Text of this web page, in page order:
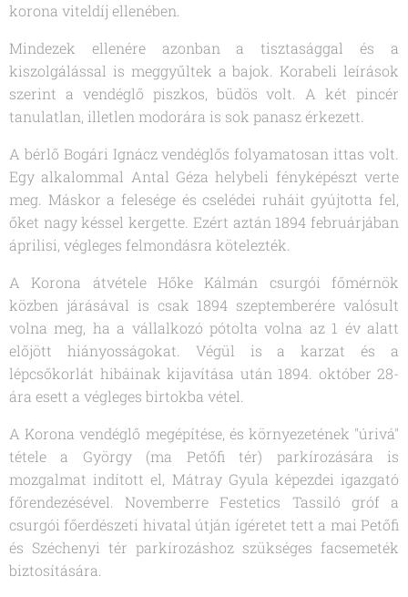
korona viteldíj ellenében.
Mindezek ellenére azonban a tisztasággal és a
kiszolgálással is meggyűltek a bajok. Korabeli leírások
szerint a vendéglő piszkos, büdös volt. A két pincér
tanulatlan, illetlen modorára is sok panasz érkezett.
A bérlő Bogári Ignácz vendéglős folyamatosan ittas volt.
Egy alkalommal Antal Géza helybeli fényképészt verte
meg. Máskor a felesége és cselédei ruháit gyújtotta fel,
őket nagy késsel kergette. Ezért aztán 1894 februárjában
áprilisi, végleges felmondásra kötelezték.
A Korona átvétele Hőke Kálmán csurgói főmérnök
közben járásával is csak 1894 szeptemberére valósult
volna meg, ha a vállalkozó pótolta volna az 1 év alatt
előjött hiányosságokat. Végül is a karzat és a
lépcsőkorlát hibáinak kijavítása után 1894. október 28-
ára esett a végleges birtokba vétel.
A Korona vendéglő megépítése, és környezetének "úrivá"
tétele a György (ma Petőfi tér) parkírozására is
mozgalmat indított el, Mátray Gyula képezdei igazgató
főrendezésével. Novemberre Festetics Tassiló gróf a
csurgói főerdészeti hivatal útján ígéretet tett a mai Petőfi
és Széchenyi tér parkírozáshoz szükséges facsemeték
biztosítására.